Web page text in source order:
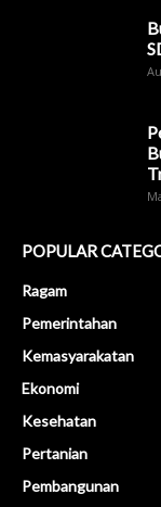
POPULAR
Ragam
Pemerintahan
Kemasyarakatan
Ekonomi
Kesehatan
Pertanian
Pembangunan